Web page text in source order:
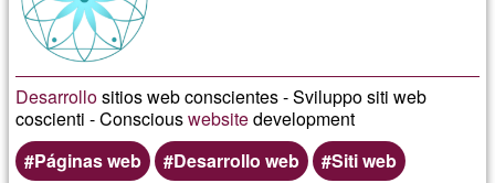
Desarrollositios web conscientes - Sviluppo siti web
coscienti - Consciouswebsitedevelopment
Páginas web
Desarrollo web
Siti web